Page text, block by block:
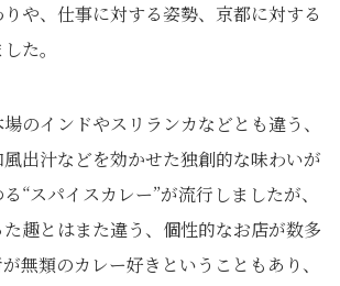
や、仕事に対する姿勢、京都に対する
た。
のインドやスリランカなどとも違う、
出汁などを効かせた独創的な味わいが
“スパイスカレー”が流行しましたが、
趣とはまた違う、個性的なお店が数多
無類のカレー好きということもあり、